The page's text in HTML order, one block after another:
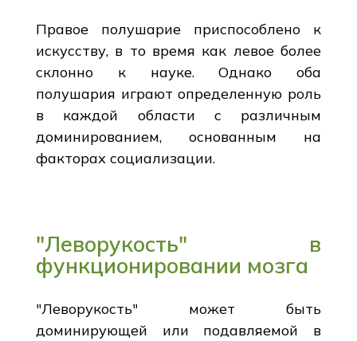
Правое полушарие приспособлено к
искусству, в то время как левое более
склонно к науке. Однако оба
полушария играют определенную роль
в каждой области с различным
доминированием, основанным на
факторах социализации.
"Леворукость" в
функционировании мозга
"Леворукость" может быть
доминирующей или подавляемой в